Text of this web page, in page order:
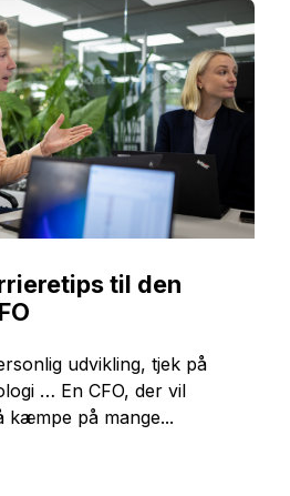
til den
udvikling, tjek på
… En CFO, der vil
kæmpe på mange...